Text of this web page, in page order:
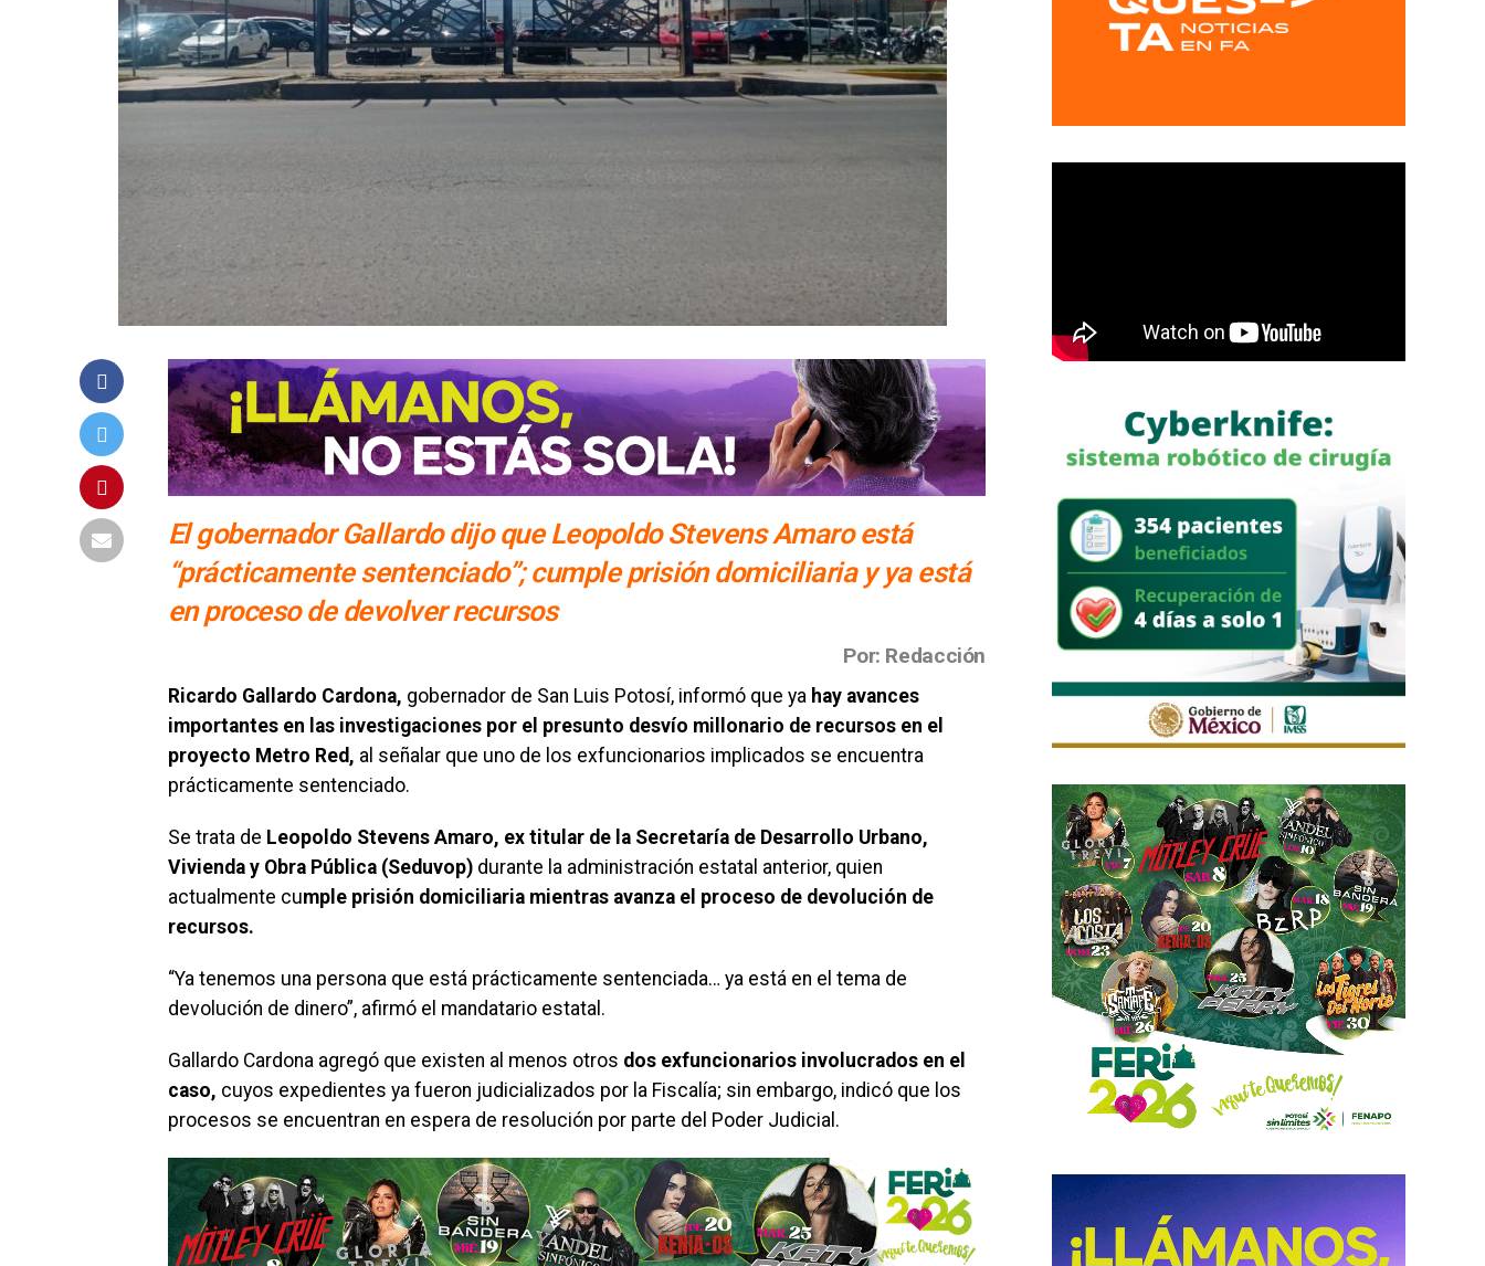
El gobernador Gallardo dijo que Leopoldo Stevens Amaro está
“prácticamente sentenciado”; cumple prisión domiciliaria y ya está
en proceso de devolver recursos
Por: Redacción
Ricardo Gallardo Cardona, gobernador de San Luis Potosí, informó que ya hay avances
importantes en las investigaciones por el presunto desvío millonario de recursos en el
proyecto Metro Red, al señalar que uno de los exfuncionarios implicados se encuentra
prácticamente sentenciado.
Se trata de Leopoldo Stevens Amaro, ex titular de la Secretaría de Desarrollo Urbano,
Vivienda y Obra Pública (Seduvop) durante la administración estatal anterior, quien
actualmente cumple prisión domiciliaria mientras avanza el proceso de devolución de
recursos.
“Ya tenemos una persona que está prácticamente sentenciada… ya está en el tema de
devolución de dinero”, afirmó el mandatario estatal.
Gallardo Cardona agregó que existen al menos otros dos exfuncionarios involucrados en el
caso, cuyos expedientes ya fueron judicializados por la Fiscalía; sin embargo, indicó que los
procesos se encuentran en espera de resolución por parte del Poder Judicial.